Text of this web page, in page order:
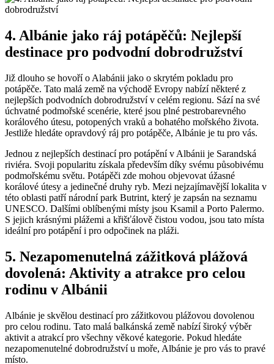
4. Albánie jako‍ ráj potápěčů: ​Nejlepší
destinace pro podvodní‍ dobrodružství
Již⁣ dlouho se hovoří o Alabánii jako o​ skrytém pokladu ⁤pro
potápěče. ​Tato malá ⁢země na východě Evropy nabízí některé z‌
nejlepších podvodních⁣ dobrodružství v celém regionu. Sází na ⁤své
úchvatné⁣ podmořské scenérie, které jsou ⁣plné pestrobarevného
korálového​ útesu, potopených vraků a‌ bohatého mořského‌ života.
Jestliže ⁤hledáte opravdový ráj pro⁤ potápěče, Albánie ‍je‌ tu pro⁢ vás.
Jednou ‌z nejlepších destinací pro⁣ potápění v Albánii ‌je Sarandská
riviéra. ​Svoji popularitu získala především díky svému působivému⁣
podmořskému světu. Potápěči⁢ zde mohou objevovat úžasné
⁣korálové útesy a⁤ jedinečné ‌druhy ryb.⁢ Mezi⁢ nejzajímavější‌ lokalita v​
této ​oblasti patří ⁤národní park Butrint, který je zapsán na ⁣seznamu
UNESCO. Dalšími ⁤oblíbenými ⁢místy​ jsou Ksamil a Porto Palermo.
‍S jejich krásnými plážemi ‌a křišťálově čistou vodou, ‌jsou⁢ tato místa
⁢ideální ​pro ​potápění i ⁣pro odpočinek⁣ na pláži.
5.⁣ Nezapomenutelná zážitková plážová
dovolená: Aktivity ‍a atrakce pro celou
rodinu v Albánii
Albánie‍ je skvělou destinací pro‍ zážitkovou plážovou dovolenou
pro celou ⁢rodinu.⁤ Tato malá balkánská ‌země nabízí široký výběr
aktivit a atrakcí pro‍ všechny věkové⁢ kategorie. Pokud ⁢hledáte
nezapomenutelné dobrodružství u moře, Albánie ⁤je⁢ pro vás ‌to⁣ pravé
místo.